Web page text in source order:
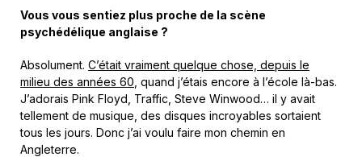
Vous vous sentiez plus proche de la scène
psychédélique anglaise ?
Absolument. C’était vraiment quelque chose, depuis le
milieu des années 60 , quand j’étais encore à l’école là-bas.
J’adorais Pink Floyd, Traffic, Steve Winwood… il y avait
tellement de musique, des disques incroyables sortaient
tous les jours. Donc j’ai voulu faire mon chemin en
Angleterre.